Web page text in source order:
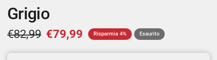
Grigio
€82,99 €79,99 Risparmia 4% Esaurito